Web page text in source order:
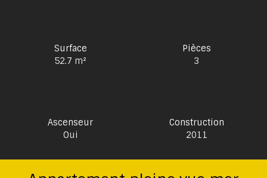
Surface
52.7 m²
Pièces
3
Ascenseur
Oui
Construction
2011